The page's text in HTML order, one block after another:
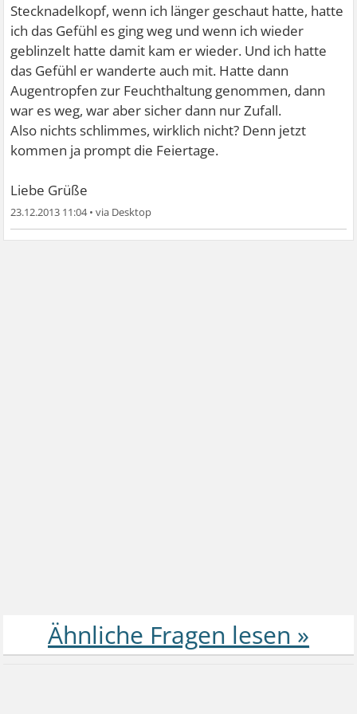
Stecknadelkopf, wenn ich länger geschaut hatte, hatte
ich das Gefühl es ging weg und wenn ich wieder
geblinzelt hatte damit kam er wieder. Und ich hatte
das Gefühl er wanderte auch mit. Hatte dann
Augentropfen zur Feuchthaltung genommen, dann
war es weg, war aber sicher dann nur Zufall.
Also nichts schlimmes, wirklich nicht? Denn jetzt
kommen ja prompt die Feiertage.
Liebe Grüße
23.12.2013 11:04•